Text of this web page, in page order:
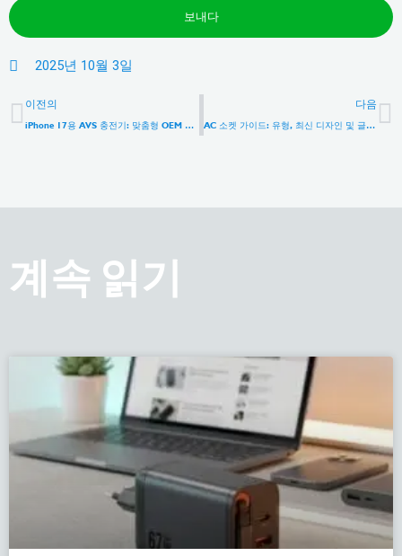
보내다
2025년 10월 3일
이전
이전의
iPhone 17용 AVS 충전기: 맞춤형 OEM 고속 충전 솔루션
다음
AC 소켓 가이드: 유형, 최신 디자인 및 글로벌 호환성
계속 읽기